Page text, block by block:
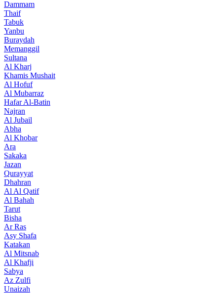
Dammam
Thaif
Tabuk
Yanbu
Buraydah
Memanggil
Sultana
Al Kharj
Khamis Mushait
Al Hofuf
Al Mubarraz
Hafar Al-Batin
Najran
Al Jubail
Abha
Al Khobar
Ara
Sakaka
Jazan
Qurayyat
Dhahran
Al Al Qatif
Al Bahah
Tarut
Bisha
Ar Ras
Asy Shafa
Katakan
Al Mitsnab
Al Khafji
Sabya
Az Zulfi
Unaizah